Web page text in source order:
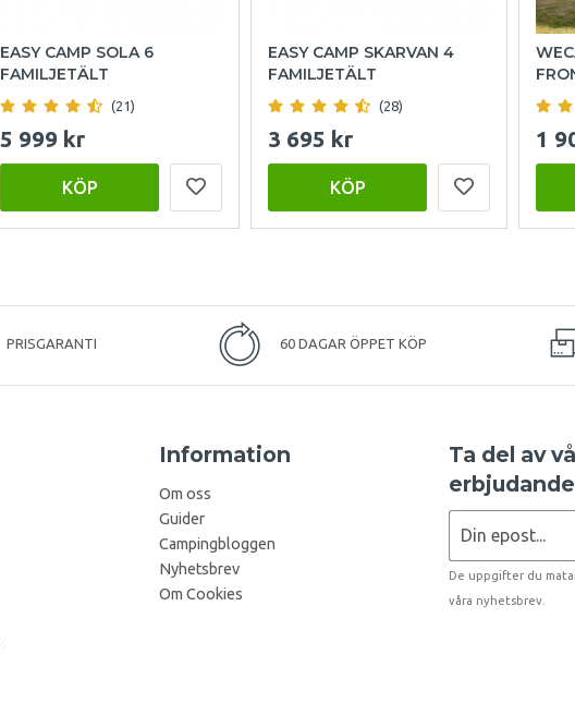
EASY CAMP SOLA 6
FAMILJETÄLT
(21)
5 999 kr
KÖP
EASY CAMP SKARVAN 4
FAMILJETÄLT
(28)
3 695 kr
KÖP
1
PRISGARANTI 60 DAGAR ÖPPET KÖP
Information
Om oss
Guider
Campingbloggen
Nyhetsbrev
Om Cookies
Ta del av
De uppgifter du
våra nyhetsbrev.